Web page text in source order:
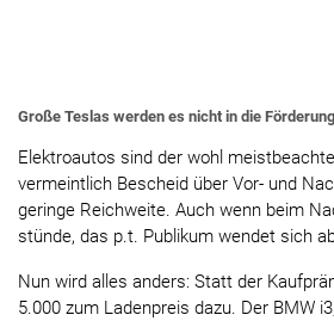
Große Teslas werden es nicht in die
Elektroautos sind der wohl
vermeintlich Bescheid über Vor- und
geringe Reichweite. Auch wenn beim
stünde, das p.t. Publikum wendet sich
Nun wird alles anders: Statt der
5.000 zum Ladenpreis dazu. Der BMW